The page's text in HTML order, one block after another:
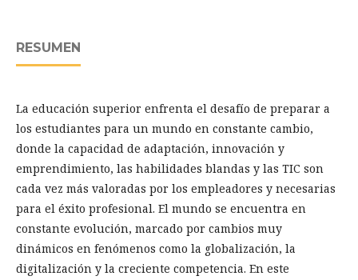
RESUMEN
La educación superior enfrenta el desafío de preparar a
los estudiantes para un mundo en constante cambio,
donde la capacidad de adaptación, innovación y
emprendimiento, las habilidades blandas y las TIC son
cada vez más valoradas por los empleadores y necesarias
para el éxito profesional. El mundo se encuentra en
constante evolución, marcado por cambios muy
dinámicos en fenómenos como la globalización, la
digitalización y la creciente competencia. En este